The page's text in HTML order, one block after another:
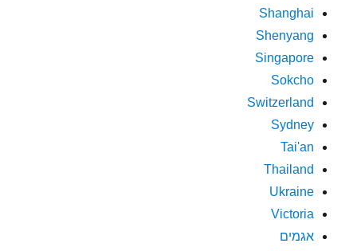
Shanghai
Shenyang
Singapore
Sokcho
Switzerland
Sydney
Tai'an
Thailand
Ukraine
Victoria
אגמים